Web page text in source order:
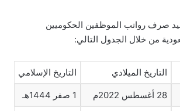
صرف رواتب الموظفين الحكوميين
من خلال الجدول التالي:
التاريخ الميلادي التاريخ الإسلامي
28 أغسطس 2022م 1 صفر 1444هـ